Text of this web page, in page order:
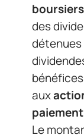
boursiers
des
détenues
aux
Le